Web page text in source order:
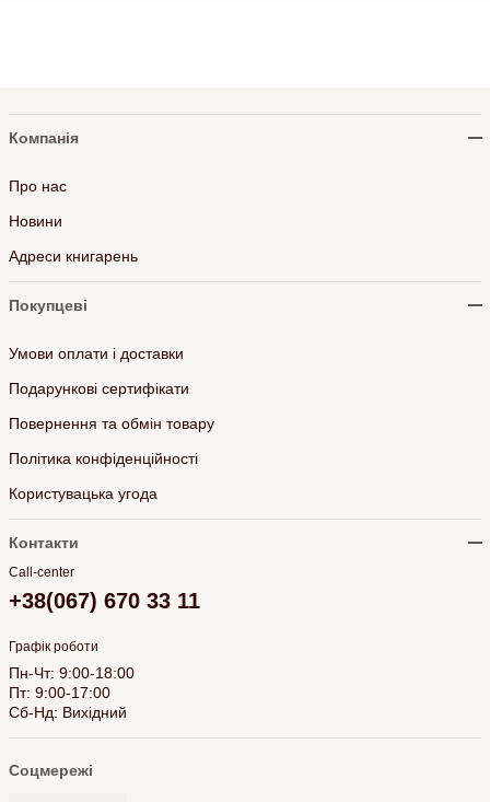
Компанія
Про нас
Новини
Адреси книгарень
Покупцеві
Умови оплати і доставки
Подарункові сертифікати
Повернення та обмін товару
Політика конфіденційності
Користувацька угода
Контакти
Call-center
+38(067) 670 33 11
Графік роботи
Пн-Чт: 9:00-18:00
Пт: 9:00-17:00
Сб-Нд: Вихідний
Соцмережі